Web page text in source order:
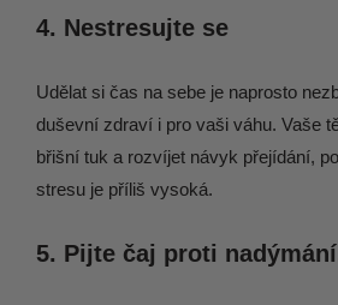
4. Nestresujte se
Udělat si čas na sebe je naprosto
duševní zdraví i pro vaši váhu. Vaše
břišní tuk a rozvíjet návyk přejídání,
stresu je příliš vysoká.
5. Pijte čaj proti